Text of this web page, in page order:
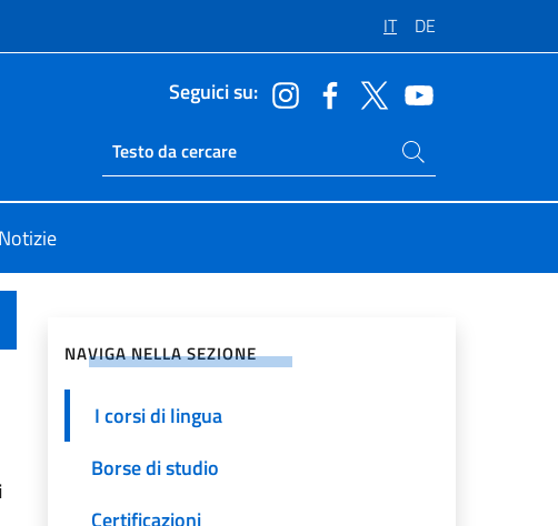
IT DE
Seguici su:
Ricerca sito live
Cerca nel sito
Notizie
NAVIGA NELLA SEZIONE
I corsi di lingua
Borse di studio
Certificazioni